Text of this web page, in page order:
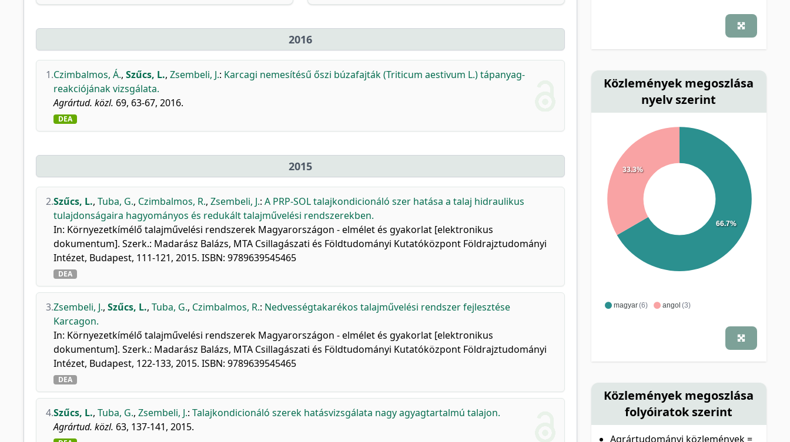
2016
1.Czimbalmos, Á., Szűcs, L., Zsembeli, J.: Karcagi nemesítésű őszi búzafajták (Triticum aestivum L.) tápanyag-
reakciójának vizsgálata.
Agrártud. közl. 69, 63-67, 2016.
DEA
2015
2.Szűcs, L., Tuba, G., Czimbalmos, R., Zsembeli, J.: A PRP-SOL talajkondicionáló szer hatása a talaj hidraulikus
tulajdonságaira hagyományos és redukált talajművelési rendszerekben.
In: Környezetkímélő talajművelési rendszerek Magyarországon - elmélet és gyakorlat [elektronikus
dokumentum]. Szerk.: Madarász Balázs, MTA Csillagászati és Földtudományi Kutatóközpont Földrajztudományi
Intézet, Budapest, 111-121, 2015. ISBN: 9789639545465
DEA
3.Zsembeli, J., Szűcs, L., Tuba, G., Czimbalmos, R.: Nedvességtakarékos talajművelési rendszer fejlesztése
Karcagon.
In: Környezetkímélő talajművelési rendszerek Magyarországon - elmélet és gyakorlat [elektronikus
dokumentum]. Szerk.: Madarász Balázs, MTA Csillagászati és Földtudományi Kutatóközpont Földrajztudományi
Intézet, Budapest, 122-133, 2015. ISBN: 9789639545465
DEA
4.Szűcs, L., Tuba, G., Zsembeli, J.: Talajkondicionáló szerek hatásvizsgálata nagy agyagtartalmú talajon.
Agrártud. közl. 63, 137-141, 2015.
Közlemények megoszlása
nyelv szerint
magyar(6) angol (3)
66.7%
33.3%
Közlemények megoszlása
folyóiratok szerint
Agrártudományi közlemények =